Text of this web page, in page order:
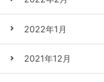
2022年1月
2021年12月